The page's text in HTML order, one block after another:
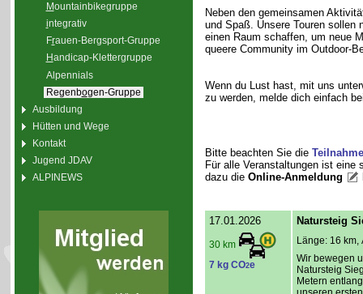
Mountainbikegruppe
integrativ
Frauen-Bergsport-Gruppe
Handicap-Klettergruppe
Alpennials
Regenbogen-Gruppe
Ausbildung
Hütten und Wege
Kontakt
Jugend JDAV
ALPINEWS
Neben den gemeinsamen
und Spaß. Unsere Touren sollen
einen Raum schaffen, um neue
queere Community im Outdoor-
Wenn du Lust hast, mit uns
zu werden, melde dich einfach
Bitte beachten Sie die
Für alle Veranstaltungen ist
dazu die Online-Anmeldung
17.01.2026
30 km
7 kg CO2e
Natursteig
Länge: 16 km,
Wir bewegen
Natursteig
Metern